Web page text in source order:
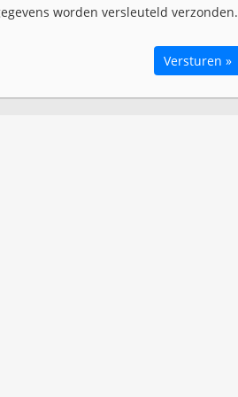
worden versleuteld verzonden.
Versturen »